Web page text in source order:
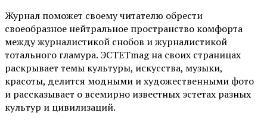
Журнал поможет своему читателю обрести
своеобразное нейтральное пространство комфорта
между журналистикой снобов и журналистикой
тотального гламура. ЭСТЕТmag на своих страницах
раскрывает темы культуры, искусства, музыки,
красоты, делится модными и художественными фото
и рассказывает о всемирно известных эстетах разных
культур и цивилизаций.